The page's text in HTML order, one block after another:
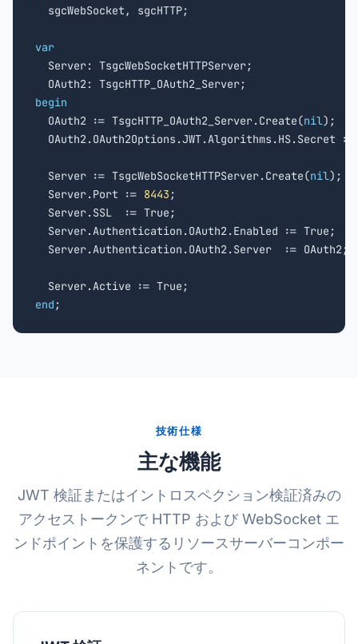
sgcWebSocket, sgcHTTP;
var
Server: TsgcWebSocketHTTPServer;
begin
OAuth2 := TsgcHTTP_OAuth2_Server.Create(nil);
OAuth2.OAuth2Options.JWT.Algorithms.HS.Secret
  Server := TsgcWebSocketHTTPServer.Create(
nil);
  Server.Port :=
8443 ;
  Server.SSL  := True;
  Server.Authentication.OAuth2.Enabled := True;
  Server.Authentication.OAuth2.Server  := OAuth2;
end ;
技術仕様
主な機能
JWT 検証またはイントロスペクション検証済みの
アクセストークンで HTTP および WebSocket エ
ンドポイントを保護するリソースサーバーコンポー
ネントです。